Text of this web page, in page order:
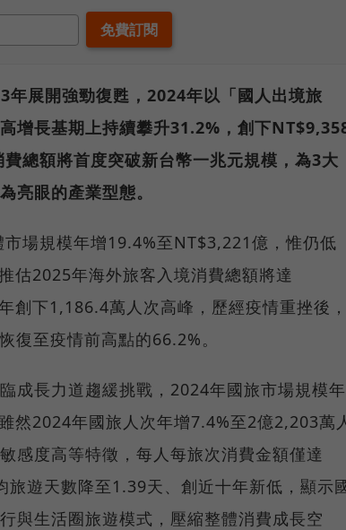
年展開強勁復甦，2024年以「國人出境旅
增長基期上持續攀升31.2%，創下
總額將首度突破新台幣一兆元規模，為3大
亮眼的產業型態。
場規模年增19.4%至NT$3,221億，惟仍低
估2025年海外旅客入境消費總額將達
創下1,186.4萬人次高峰，歷經疫情重挫後
復至疫情前高點的66.2%。
成長力道趨緩挑戰，2024年國旅市場規模年
然2024年國旅人次年增7.4%至2億2,203萬
感度高等特徵，每人每旅次消費金額僅達
遊天數降至1.39天、創近十年新低，顯示
與生活圈旅遊模式，壓縮整體消費成長空